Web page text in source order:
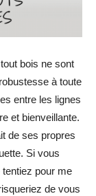
bois ne sont
à toute
entre les lignes
et bienveillante.
de ses propres
Si vous
pour me
de vous